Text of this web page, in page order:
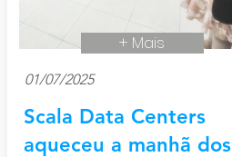
+ Mais
01/07/2025
Scala Data Centers
aqueceu a manhã dos